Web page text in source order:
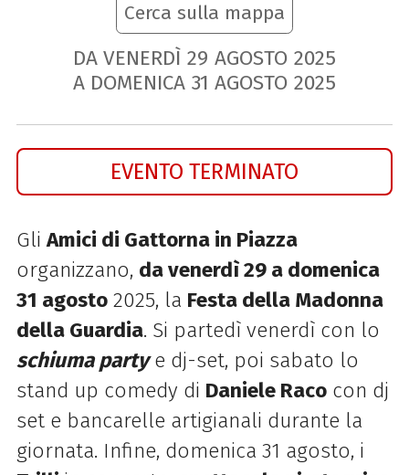
Cerca sulla mappa
DA VENERDÌ 29 AGOSTO 2025
A DOMENICA 31 AGOSTO 2025
EVENTO TERMINATO
GliAmici di Gattorna in Piazza
organizzano, da venerdì 29 a domenica
31 agosto2025, la Festa della Madonna
della Guardia. Si partedì venerdì con lo
schiuma partye dj-set, poi sabato lo
stand up comedy di Daniele Racocon dj
set e bancarelle artigianali durante la
giornata. Infine, domenica 31 agosto, i